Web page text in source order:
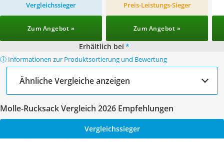
Vergleichssieger
Zum Angebot »
Preis-Leistungs-Sieger
Zum Angebot »
Erhältlich bei *
ⓘ Informationen zur Produktsortierung und Bewertung
Ähnliche Vergleiche anzeigen
Molle-Rucksack Vergleich 2026 Empfehlungen
Vergleichssieger